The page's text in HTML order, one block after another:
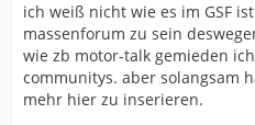
ich weiß nicht wie es im GSF
massenforum zu sein
wie zb motor-talk gemieden
communitys. aber solangsam
mehr hier zu inserieren.